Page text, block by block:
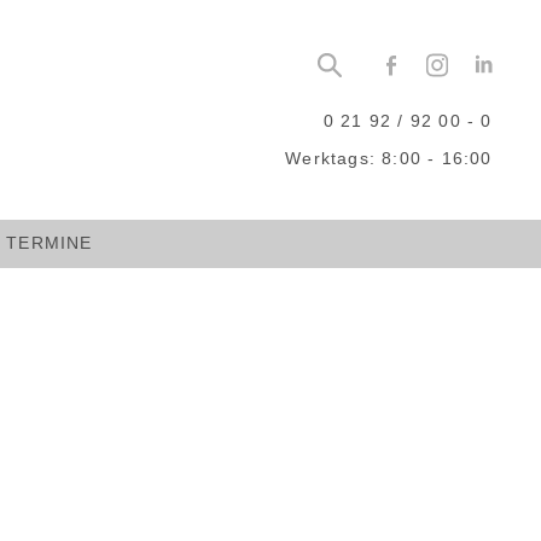
0 21 92 / 92 00 - 0
Werktags: 8:00 - 16:00
TERMINE